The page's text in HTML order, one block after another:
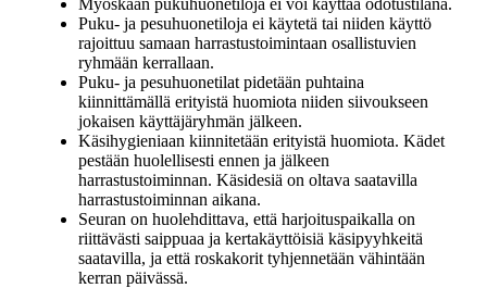
Myöskään pukuhuonetiloja ei voi käyttää odotustilana.
Puku- ja pesuhuonetiloja ei käytetä tai niiden käyttö
rajoittuu samaan harrastustoimintaan osallistuvien
ryhmään kerrallaan.
Puku- ja pesuhuonetilat pidetään puhtaina
kiinnittämällä erityistä huomiota niiden siivoukseen
jokaisen käyttäjäryhmän jälkeen.
Käsihygieniaan kiinnitetään erityistä huomiota. Kädet
pestään huolellisesti ennen ja jälkeen
harrastustoiminnan. Käsidesiä on oltava saatavilla
harrastustoiminnan aikana.
Seuran on huolehdittava, että harjoituspaikalla on
riittävästi saippuaa ja kertakäyttöisiä käsipyyhkeitä
saatavilla, ja että roskakorit tyhjennetään vähintään
kerran päivässä.